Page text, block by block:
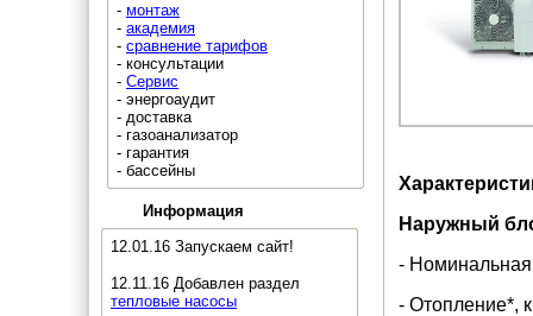
- монтаж
- академия
- сравнение тарифов
- консультации
- Сервис
- энергоаудит
- доставка
- газоанализатор
- гарантия
- бассейны
Информация
12.01.16 Запускаем сайт!
12.11.16 Добавлен раздел
тепловые насосы
Наружный
- Номинальная
- Отопление*,